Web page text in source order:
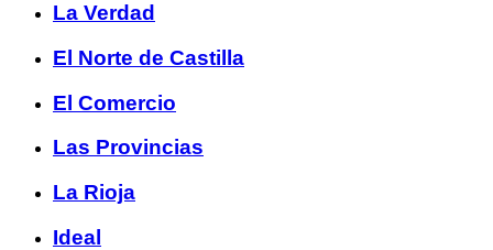
La Verdad
El Norte de Castilla
El Comercio
Las Provincias
La Rioja
Ideal